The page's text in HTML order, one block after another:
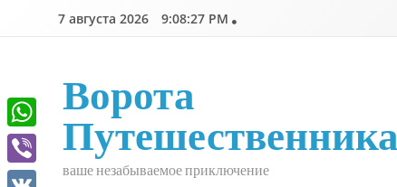
7 августа 2026 9:08:28 PM
Ворота
Путешественника
ваше незабываемое приключение
WhatsApp
Viber